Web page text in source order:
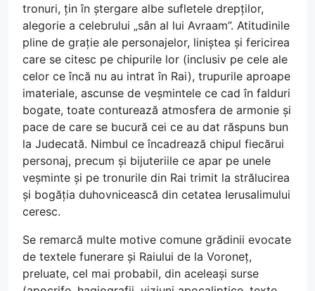
tronuri, țin în ștergare albe sufletele drepților,
alegorie a celebrului „sân al lui Avraam”. Atitudinile
pline de grație ale personajelor, liniștea și fericirea
care se citesc pe chipurile lor (inclusiv pe cele ale
celor ce încă nu au intrat în Rai), trupurile aproape
imateriale, ascunse de veșmintele ce cad în falduri
bogate, toate conturează atmosfera de armonie și
pace de care se bucură cei ce au dat răspuns bun
la Judecată. Nimbul ce încadrează chipul fiecărui
personaj, precum și bijuteriile ce apar pe unele
veșminte și pe tronurile din Rai trimit la strălucirea
și bogăția duhovnicească din cetatea Ierusalimului
ceresc.
Se remarcă multe motive comune grădinii evocate
de textele funerare și Raiului de la Voroneț,
preluate, cel mai probabil, din aceleași surse